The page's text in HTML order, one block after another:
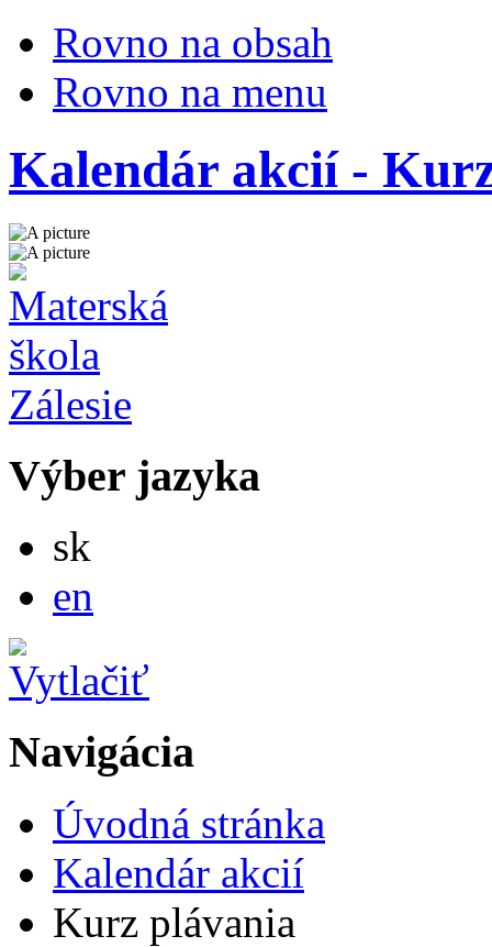
Rovno na obsah
Rovno na menu
Kalendár akcií -
Výber jazyka
sk
en
Navigácia
Úvodná stránka
Kalendár akcií
Kurz plávania